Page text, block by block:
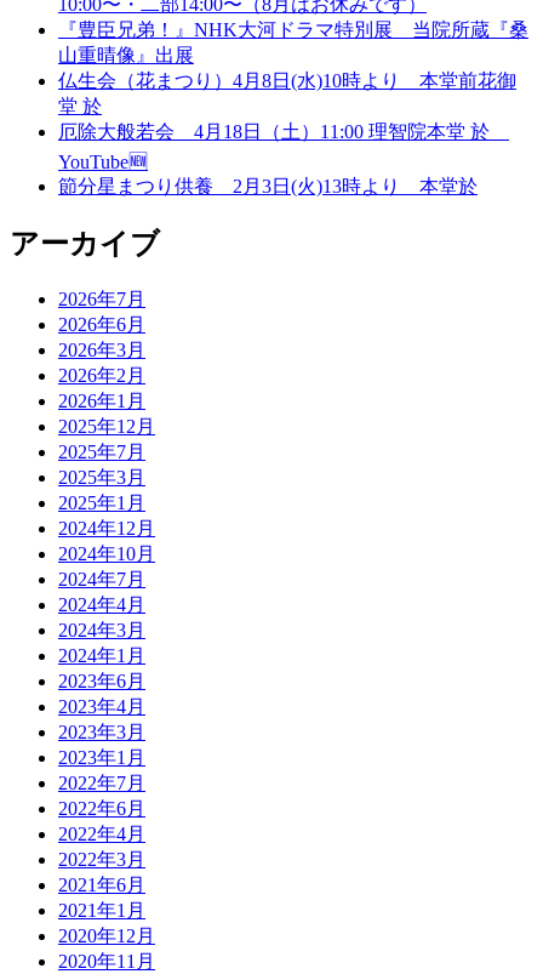
『豊臣兄弟！』NHK大河ドラマ特別展 当院所蔵『桑
山重晴像』出展
仏生会（花まつり）4月8日(水)10時より 本堂前花御
堂 於
厄除大般若会 4月18日（土）11:00 理智院本堂 於
YouTube🆕
節分星まつり供養 2月3日(火)13時より 本堂於
アーカイブ
2026年7月
2026年6月
2026年3月
2026年2月
2026年1月
2025年12月
2025年7月
2025年3月
2025年1月
2024年12月
2024年10月
2024年7月
2024年4月
2024年3月
2024年1月
2023年6月
2023年4月
2023年3月
2023年1月
2022年7月
2022年6月
2022年4月
2022年3月
2021年6月
2021年1月
2020年12月
2020年11月